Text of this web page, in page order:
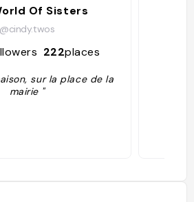
Of Sisters
@cindy.twos
222places
sur la place de la
mairie "